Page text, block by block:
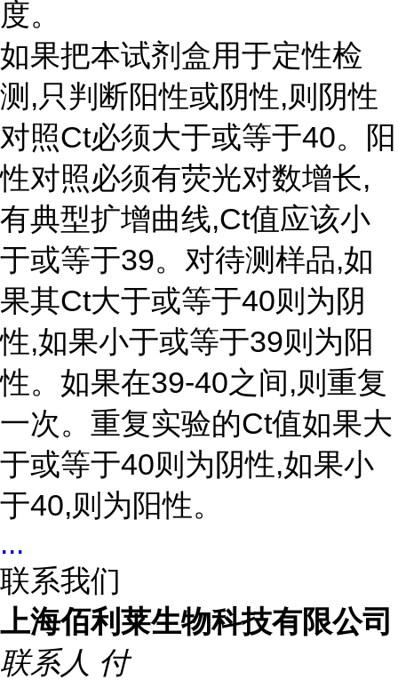
度。
如果把本试剂盒用于定性检
测,只判断阳性或阴性,则阴性
对照Ct必须大于或等于40。阳
性对照必须有荧光对数增长,
有典型扩增曲线,Ct值应该小
于或等于39。对待测样品,如
果其Ct大于或等于40则为阴
性,如果小于或等于39则为阳
性。如果在39-40之间,则重复
一次。重复实验的Ct值如果大
于或等于40则为阴性,如果小
于40,则为阳性。
...
联系我们
上海佰利莱生物科技有限公司
联系人 付